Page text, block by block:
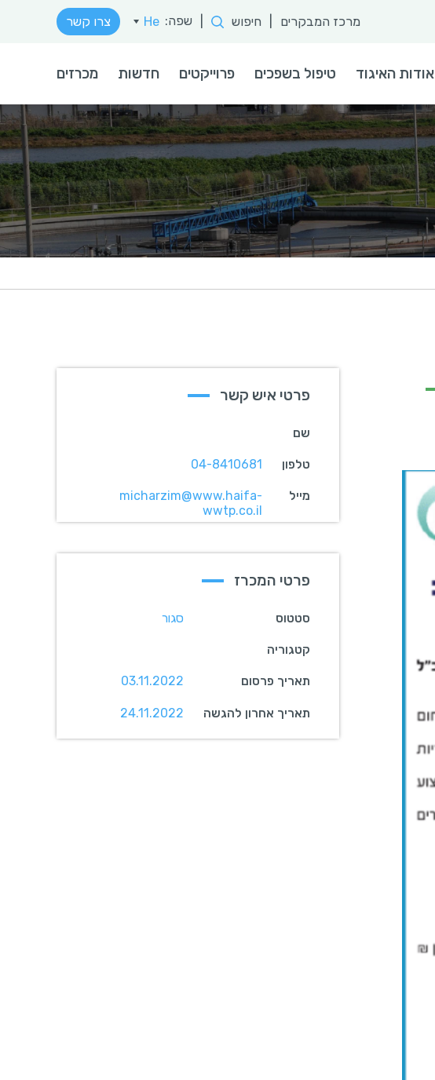
מרכז המבקרים חיפוש שפה: He צרו קשר
אודות האיגוד טיפול בשפכים פרוייקטים חדשות מכרזים
פרטי איש קשר
שם
טלפון
מייל
04-8410681
micharzim@www.haifa-
wwtp.co.il
פרטי המכרז
סטטוס
קטגוריה
תאריך פרסום
תאריך אחרון להגשה
סגור
03.11.2022
24.11.2022